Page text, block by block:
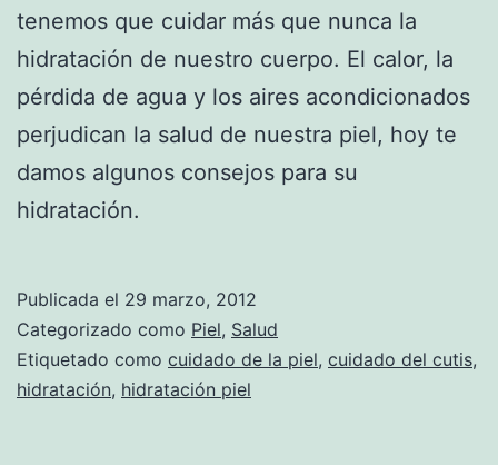
tenemos que cuidar más que nunca la
hidratación de nuestro cuerpo. El calor, la
pérdida de agua y los aires acondicionados
perjudican la salud de nuestra piel, hoy te
damos algunos consejos para su
hidratación.
Publicada el 29 marzo, 2012
Categorizado como Piel, Salud
Etiquetado como cuidado de la piel, cuidado del cutis,
hidratación, hidratación piel